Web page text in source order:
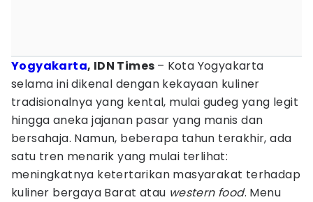
Yogyakarta, IDN Times – Kota Yogyakarta
selama ini dikenal dengan kekayaan kuliner
tradisionalnya yang kental, mulai gudeg yang legit
hingga aneka jajanan pasar yang manis dan
bersahaja. Namun, beberapa tahun terakhir, ada
satu tren menarik yang mulai terlihat:
meningkatnya ketertarikan masyarakat terhadap
kuliner bergaya Barat atau western food. Menu